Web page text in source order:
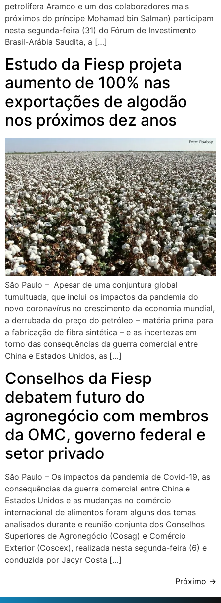
petrolífera Aramco e um dos colaboradores mais
próximos do príncipe Mohamad bin Salman) participam
nesta segunda-feira (31) do Fórum de Investimento
Brasil-Arábia Saudita, a […]
Estudo da Fiesp projeta
aumento de 100% nas
exportações de algodão
nos próximos dez anos
São Paulo – Apesar de uma conjuntura global
tumultuada, que inclui os impactos da pandemia do
novo coronavírus no crescimento da economia mundial,
a derrubada do preço do petróleo – matéria prima para
a fabricação de fibra sintética – e as incertezas em
torno das consequências da guerra comercial entre
China e Estados Unidos, as […]
Conselhos da Fiesp
debatem futuro do
agronegócio com membros
da OMC, governo federal e
setor privado
São Paulo – Os impactos da pandemia de Covid-19, as
consequências da guerra comercial entre China e
Estados Unidos e as mudanças no comércio
internacional de alimentos foram alguns dos temas
analisados durante e reunião conjunta dos Conselhos
Superiores de Agronegócio (Cosag) e Comércio
Exterior (Coscex), realizada nesta segunda-feira (6) e
conduzida por Jacyr Costa […]
Próximo →